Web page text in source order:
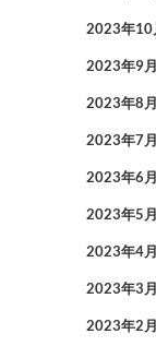
2023年10
2023年9月
2023年8月
2023年7月
2023年6月
2023年5月
2023年4月
2023年3月
2023年2月